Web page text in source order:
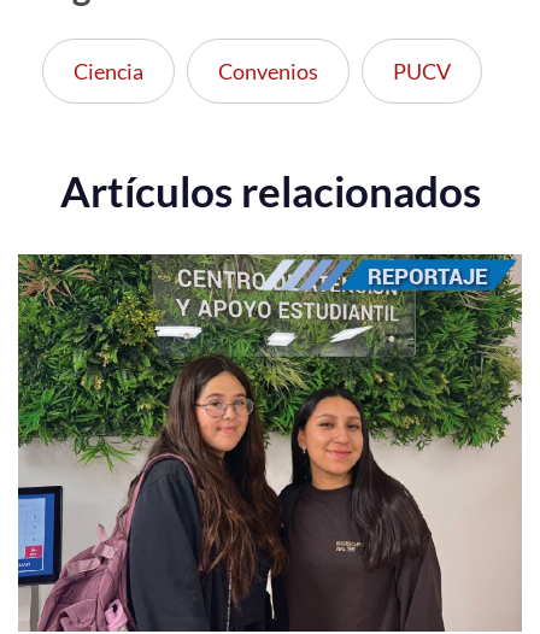
Ciencia Convenios PUCV
Artículos relacionados